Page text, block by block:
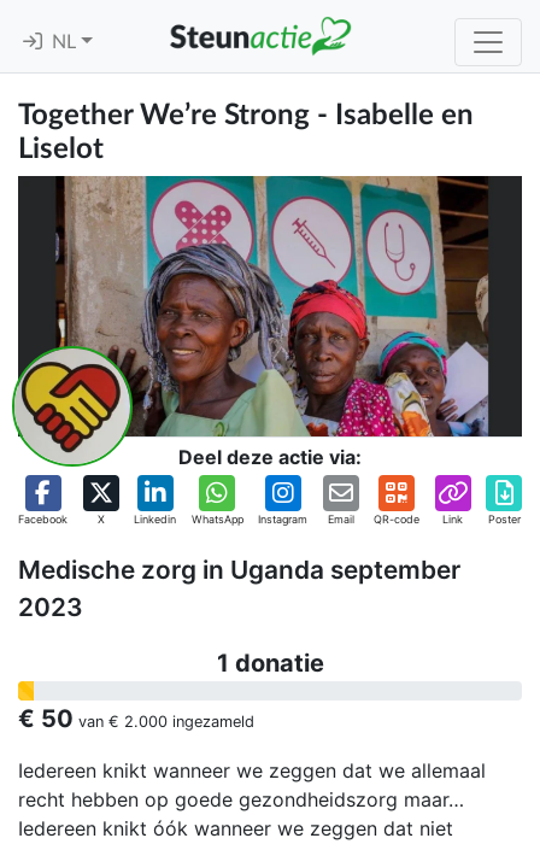
NL
Together We’re Strong - Isabelle en
Liselot
Deel deze actie via:
Facebook X Linkedin WhatsApp Instagram Email QR-code Link Poster
Medische zorg in Uganda september
2023
1 donatie
€ 50 van € 2.000 ingezameld
Iedereen knikt wanneer we zeggen dat we allemaal
recht hebben op goede gezondheidszorg maar…
Iedereen knikt óók wanneer we zeggen dat niet